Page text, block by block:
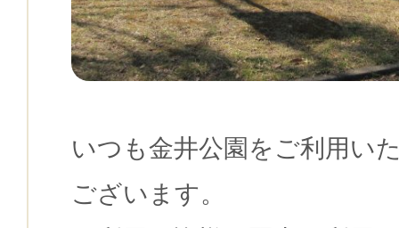
いつも金井公園をご利用い
ございます。